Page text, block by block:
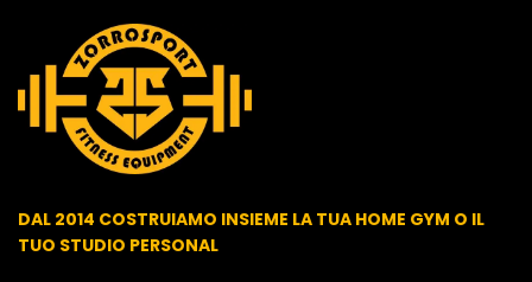
DAL 2014 COSTRUIAMO INSIEME LA TUA HOME GYM O IL
TUO STUDIO PERSONAL